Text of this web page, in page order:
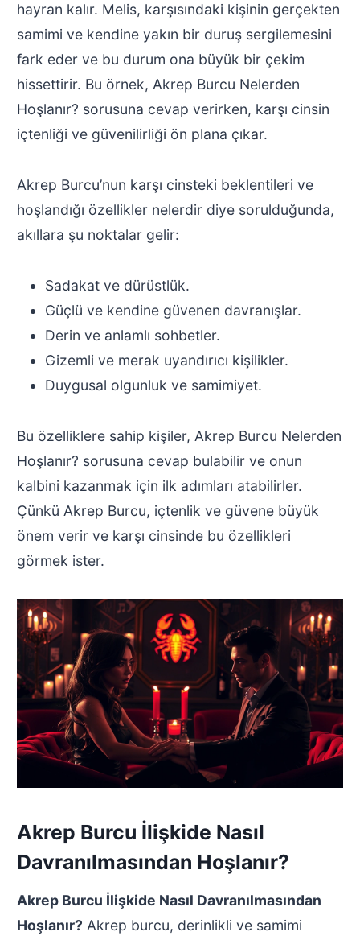
hayran kalır. Melis, karşısındaki kişinin gerçekten
samimi ve kendine yakın bir duruş sergilemesini
fark eder ve bu durum ona büyük bir çekim
hissettirir. Bu örnek, Akrep Burcu Nelerden
Hoşlanır? sorusuna cevap verirken, karşı cinsin
içtenliği ve güvenilirliği ön plana çıkar.
Akrep Burcu’nun karşı cinsteki beklentileri ve
hoşlandığı özellikler nelerdir diye sorulduğunda,
akıllara şu noktalar gelir:
Sadakat ve dürüstlük.
Güçlü ve kendine güvenen davranışlar.
Derin ve anlamlı sohbetler.
Gizemli ve merak uyandırıcı kişilikler.
Duygusal olgunluk ve samimiyet.
Bu özelliklere sahip kişiler, Akrep Burcu Nelerden
Hoşlanır? sorusuna cevap bulabilir ve onun
kalbini kazanmak için ilk adımları atabilirler.
Çünkü Akrep Burcu, içtenlik ve güvene büyük
önem verir ve karşı cinsinde bu özellikleri
görmek ister.
Akrep Burcu İlişkide Nasıl
Davranılmasından Hoşlanır?
Akrep Burcu İlişkide Nasıl Davranılmasından
Hoşlanır? Akrep burcu, derinlikli ve samimi